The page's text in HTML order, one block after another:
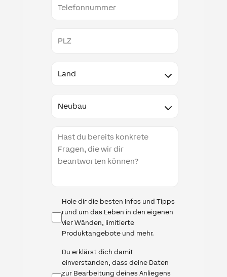
Infomail
Hole dir die besten Infos und Tipps
rund um das Leben in den eigenen
vier Wänden, limitierte
Produktangebote und mehr.
Datenschutz
Du erklärst dich damit
einverstanden, dass deine Daten
zur Bearbeitung deines Anliegens